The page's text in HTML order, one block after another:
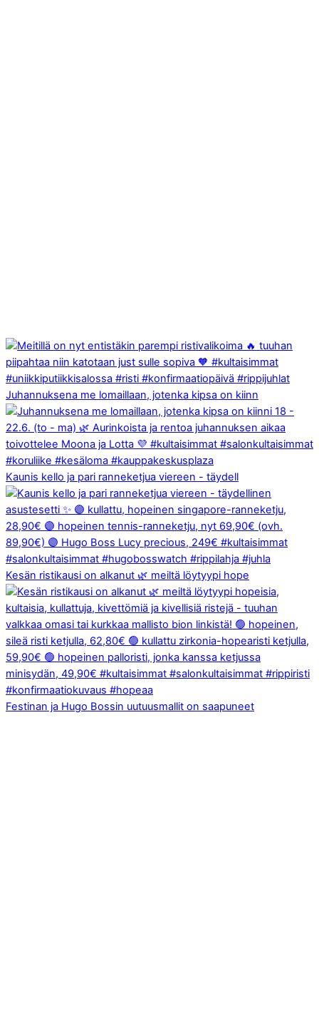
Juhannuksena me lomaillaan, jotenka kipsa on kiinn
Kaunis kello ja pari ranneketjua viereen - täydell
Kesän ristikausi on alkanut 🌿 meiltä löytyypi hope
Festinan ja Hugo Bossin uutuusmallit on saapuneet